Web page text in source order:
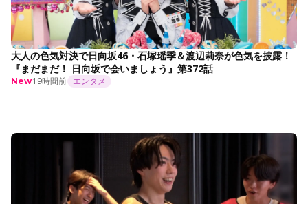
大人の色気対決で日向坂46・石塚瑶季＆渡辺莉奈が色気を披露！
『まだまだ！ 日向坂で会いましょう』第372話
New19時間前 エンタメ